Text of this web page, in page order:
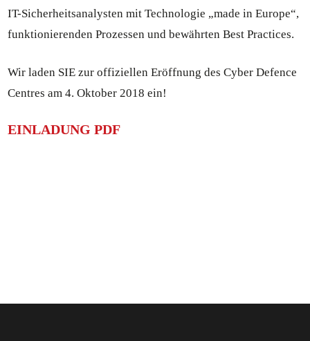
IT-Sicherheitsanalysten mit Technologie „made in Europe“,
funktionierenden Prozessen und bewährten Best Practices.
Wir laden SIE zur offiziellen Eröffnung des Cyber Defence
Centres am 4. Oktober 2018 ein!
EINLADUNG PDF